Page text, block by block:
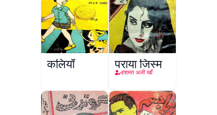
कलियाँ पराया जिस्म
हशमत अली खाँ